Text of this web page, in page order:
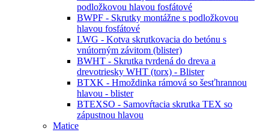
DIN6923 - Matice s prírubou šesťhranné -
blister
DIN9021 - Podložky ploché široké -
blister
DIN912 - Skrutky imbusové - blister
DIN931 - Skrutky so šesťhrannou hlavou -
blister
DIN933 - Skrutky metrické 6H s plným
závitom - blister
DIN934 - Šesťhranné matice - blister
DIN985 - Matice poistné šesťhranné -